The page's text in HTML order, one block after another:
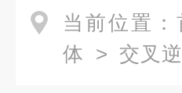
当前位置：
体 > 交叉